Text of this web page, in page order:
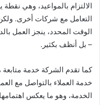
الالتزام بالمواعيد، وهي
التعامل مع شركات أخرى.
الوقت المحدد، ينجز العمل
– بل أنظف بكثير.
كما تقدم الشركة خدمة
خدمة العملاء بالتواصل مع
الخدمة، وهو ما يعكس